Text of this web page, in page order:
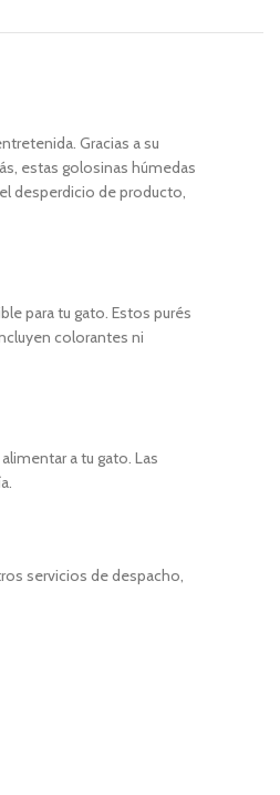
Gracias a su
estas golosinas húmedas
desperdicio de producto,
para tu gato. Estos purés
colorantes ni
a tu gato. Las
servicios de despacho,